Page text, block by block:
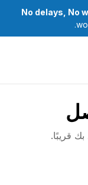
No delays, No
قريبًا.